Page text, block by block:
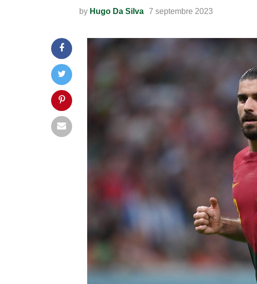
by Hugo Da Silva 7 septembre 2023